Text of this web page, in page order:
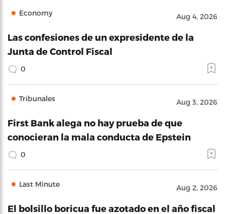
Economy Aug 4, 2026
Las confesiones de un expresidente de la
Junta de Control Fiscal
0
Tribunales Aug 3, 2026
First Bank alega no hay prueba de que
conocieran la mala conducta de Epstein
0
Last Minute Aug 2, 2026
El bolsillo boricua fue azotado en el año fiscal